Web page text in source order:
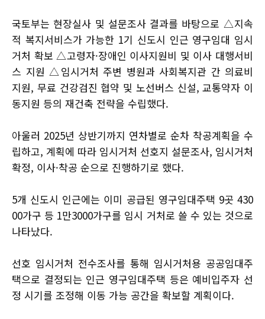
국토부는 현장실사 및 설문조사 결과를 바탕으로 △지속
적 복지서비스가 가능한 1기 신도시 인근 영구임대 임시
거처 확보 △고령자·장애인 이사지원비 및 이사 대행서비
스 지원 △임시거처 주변 병원과 사회복지관 간 의료비
지원, 무료 건강검진 협약 및 노선버스 신설, 교통약자 이
동지원 등의 재건축 전략을 수립했다.
아울러 2025년 상반기까지 연차별로 순차 착공계획을 수
립하고, 계획에 따라 임시거처 선호지 설문조사, 임시거처
확정, 이사·착공 순으로 진행하기로 했다.
5개 신도시 인근에는 이미 공급된 영구임대주택 9곳 430
00가구 등 1만3000가구를 임시 거처로 쓸 수 있는 것으로
나타났다.
선호 임시거처 전수조사를 통해 임시거처용 공공임대주
택으로 결정되는 인근 영구임대주택 등은 예비입주자 선
정 시기를 조정해 이동 가능 공간을 확보할 계획이다.